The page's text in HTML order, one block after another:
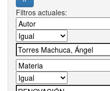
Filtros actuales: